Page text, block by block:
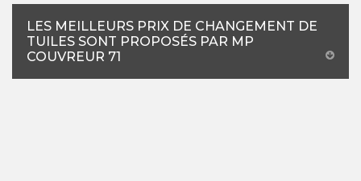
LES MEILLEURS PRIX DE CHANGEMENT DE
TUILES SONT PROPOSÉS PAR MP
COUVREUR 71